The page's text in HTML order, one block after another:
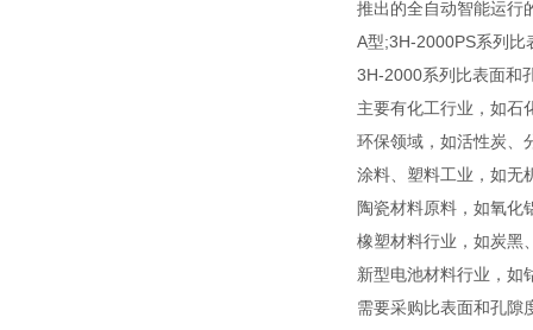
推出的全自动智能运行
A型;3H-2000PS系列比
3H-2000系列比表面和
主要有化工行业，如石
环保领域，如活性炭、
涂料、塑料工业，如无
陶瓷材料原料，如氧化
橡塑材料行业，如炭黑
新型电池材料行业，如
需要采购比表面和孔隙